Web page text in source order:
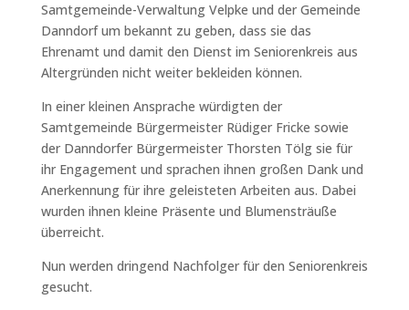
Samtgemeinde-Verwaltung Velpke und der Gemeinde
Danndorf um bekannt zu geben, dass sie das
Ehrenamt und damit den Dienst im Seniorenkreis aus
Altergründen nicht weiter bekleiden können.
In einer kleinen Ansprache würdigten der
Samtgemeinde Bürgermeister Rüdiger Fricke sowie
der Danndorfer Bürgermeister Thorsten Tölg sie für
ihr Engagement und sprachen ihnen großen Dank und
Anerkennung für ihre geleisteten Arbeiten aus. Dabei
wurden ihnen kleine Präsente und Blumensträuße
überreicht.
Nun werden dringend Nachfolger für den Seniorenkreis
gesucht.